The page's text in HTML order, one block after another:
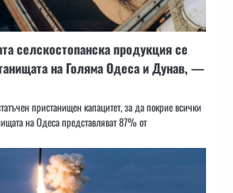
селскостопанска продукция се
на Голяма Одеса и Дунав, —
пристанищен капацитет, за да покрие всички
на Одеса представляват 87% от